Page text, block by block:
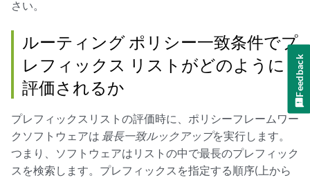
さい。
ルーティング ポリシー一致条件でプ
レフィックス リストがどのように
評価されるか
プレフィックスリストの評価時に、ポリシーフレームワー
クソフトウェアは 最長一致ルックアップを実行します。
つまり、ソフトウェアはリストの中で最長のプレフィック
スを検索します。プレフィックスを指定する順序(上から
Feedback